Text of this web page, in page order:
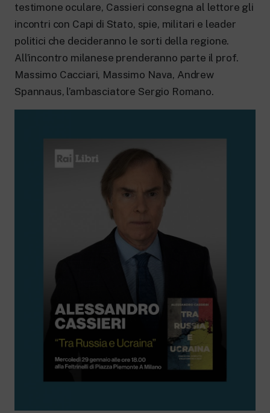
Approfondimenti culturali su Arte,
Letteratura, Storia e molto altro.
Per le scuole secondarie di I e II grado,
l’Università, i Docenti e l’istruzione degli
adulti.
Rai Scuola
testimone oculare, Cassieri consegna al lettore gli
incontri con Capi di Stato, spie, militari e leader
politici che decideranno le sorti della regione.
All’incontro milanese prenderanno parte il prof.
Massimo Cacciari, Massimo Nava, Andrew
Spannaus, l’ambasciatore Sergio Romano.